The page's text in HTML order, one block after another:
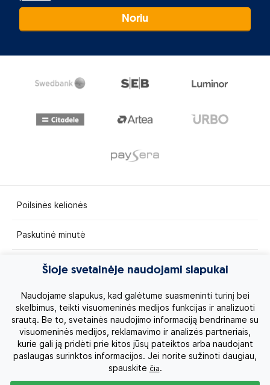
Noriu
Poilsinės kelionės
Paskutinė minutė
Egzotinės kelionės
Kruizai
Kelionės po Lietuvą
Apie mus
Privatumo politika
Šioje svetainėje naudojami slapukai
Naudojame slapukus, kad galėtume suasmeninti turinį bei
skelbimus, teikti visuomeninės medijos funkcijas ir analizuoti
srautą. Be to, svetainės naudojimo informaciją bendriname su
visuomeninės medijos, reklamavimo ir analizės partneriais,
kurie gali ją pridėti prie kitos jūsų pateiktos arba naudojant
paslaugas surinktos informacijos. Jei norite sužinoti daugiau,
spauskite čia.